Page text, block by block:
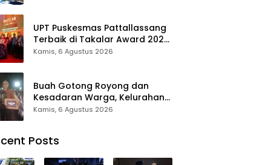
UPT Puskesmas Pattallassang
Terbaik di Takalar Award 2026,
Bukti Komitmen Hadirkan
Kamis, 6 Agustus 2026
Buah Gotong Royong dan
Kesadaran Warga, Kelurahan
Patte’ne Menjadi Bintang
Kamis, 6 Agustus 2026
Posts